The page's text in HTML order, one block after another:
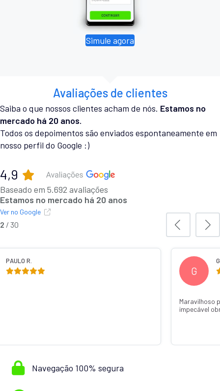
Simule agora
Avaliações de clientes
Saiba o que nossos clientes acham de nós. Estamos no
mercado há 20 anos.
Todos os depoimentos são enviados espontaneamente em
nosso perfil do Google :)
4,9
Baseado em 5.692 avaliações
Estamos no mercado há 20 anos
Ver no Google
PAULO R.
G
Maravilhoso
impecável
2 / 30
Navegação 100% segura